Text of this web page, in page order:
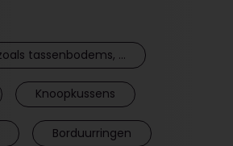
tassenbodems, ...
Knoopkussens
Borduurringen